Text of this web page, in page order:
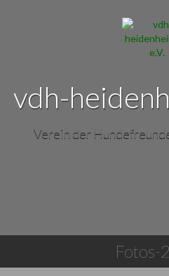
vdh-
Verein der
Fotos-